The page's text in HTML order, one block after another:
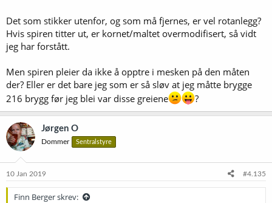
Det som stikker utenfor, og som må fjernes, er vel rotanlegg?
Hvis spiren titter ut, er kornet/maltet overmodifisert, så vidt
jeg har forstått.
Men spiren pleier da ikke å opptre i mesken på den måten
der? Eller er det bare jeg som er så sløv at jeg måtte brygge
216 brygg før jeg blei var disse greiene
?
Jørgen O
Dommer Sentralstyre
10 Jan 2019 #4.135
Finn Berger skrev: